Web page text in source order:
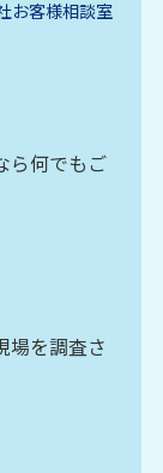
お客様相談室
ら何でもご
場を調査さ